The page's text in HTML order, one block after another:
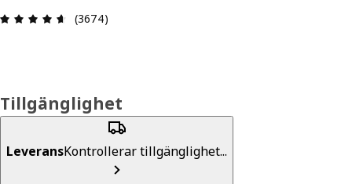
Recension: 4.6 utav 5 stjärnor. Totalt antal
(3674)
Tillgänglighet
LeveransKontrollerar tillgänglighet...